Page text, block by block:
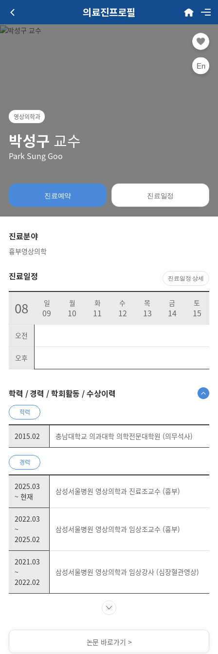
의료진프로필
En
영상의학과
박성구 교수
Park Sung Goo
진료예약 진료일정
진료분야
흉부영상의학
진료일정 진료일정 상세
08 일
09
월
10
화
11
수
12
목
13
금
14
토
15
오전
오후
학력 / 경력 / 학회활동 / 수상이력
학력
2015.02 충남대학교 의과대학 의학전문대학원 (의무석사)
경력
2025.03
~ 현재
삼성서울병원 영상의학과 진료조교수 (흉부)
2022.03
~
2025.02
삼성서울병원 영상의학과 임상조교수 (흉부)
2021.03
~
2022.02
삼성서울병원 영상의학과 임상강사 (심장혈관영상)
논문 바로가기 >